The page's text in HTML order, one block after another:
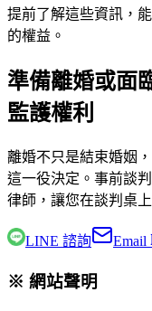
提前了解這些資訊，
的權益。
準備離婚或面
監護權利
離婚不只是結束婚姻
這一役決定。事前談
律師 ，讓您在談判桌
LINE 諮詢 Email
※ 網站聲明